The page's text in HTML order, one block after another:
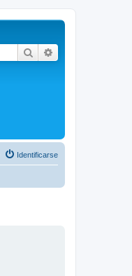
Buscar
Identificarse